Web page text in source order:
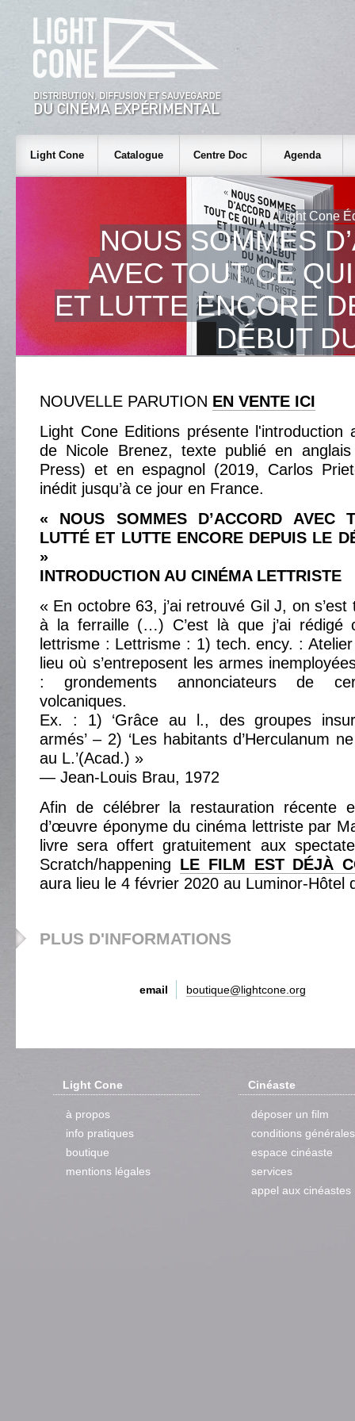
Light Cone Catalogue Centre Doc Agenda
Light Cone
NOUS SOMMES
AVEC TOUT CE
ET LUTTE ENCORE
DÉBUT
NOUVELLE PARUTION EN VENTE ICI
Light Cone Editions présente l'introduction
de Nicole Brenez, texte publié en
Press) et en espagnol (2019, Carlos
inédit jusqu’à ce jour en France.
« NOUS SOMMES D’ACCORD AVEC
LUTTÉ ET LUTTE ENCORE DEPUIS LE
»
INTRODUCTION AU CINÉMA LETTRISTE
« En octobre 63, j’ai retrouvé Gil J, on
à la ferraille (…) C’est là que j’ai rédigé
lettrisme : Lettrisme : 1) tech. ency. :
lieu où s’entreposent les armes
: grondements annonciateurs de
volcaniques.
Ex. : 1) ‘Grâce au l., des groupes
armés’ – 2) ‘Les habitants d’Herculanum
au L.’(Acad.) »
— Jean-Louis Brau, 1972
Afin de célébrer la restauration récente
d’œuvre éponyme du cinéma lettriste par
livre sera offert gratuitement aux
Scratch/happening LE FILM EST DÉJÀ
aura lieu le 4 février 2020 au Luminor-Hôtel
PLUS D'INFORMATIONS
email boutique@lightcone.org
Light Cone
à propos
info pratiques
boutique
mentions légales
Cinéaste
déposer un film
conditions générales
espace cinéaste
services
appel aux cinéastes